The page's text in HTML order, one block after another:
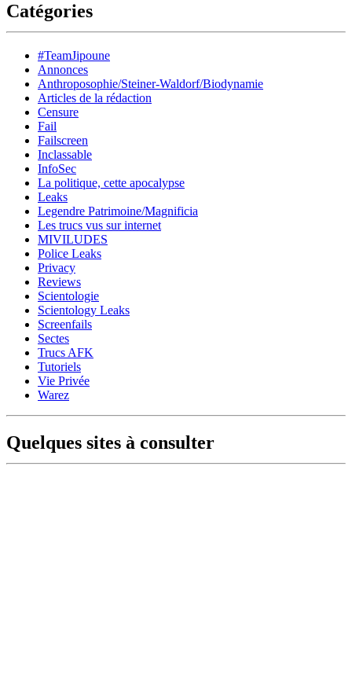
Catégories
#TeamJipoune
Annonces
Anthroposophie/Steiner-Waldorf/Biodynamie
Articles de la rédaction
Censure
Fail
Failscreen
Inclassable
InfoSec
La politique, cette apocalypse
Leaks
Legendre Patrimoine/Magnificia
Les trucs vus sur internet
MIVILUDES
Police Leaks
Privacy
Reviews
Scientologie
Scientology Leaks
Screenfails
Sectes
Trucs AFK
Tutoriels
Vie Privée
Warez
Quelques sites à consulter